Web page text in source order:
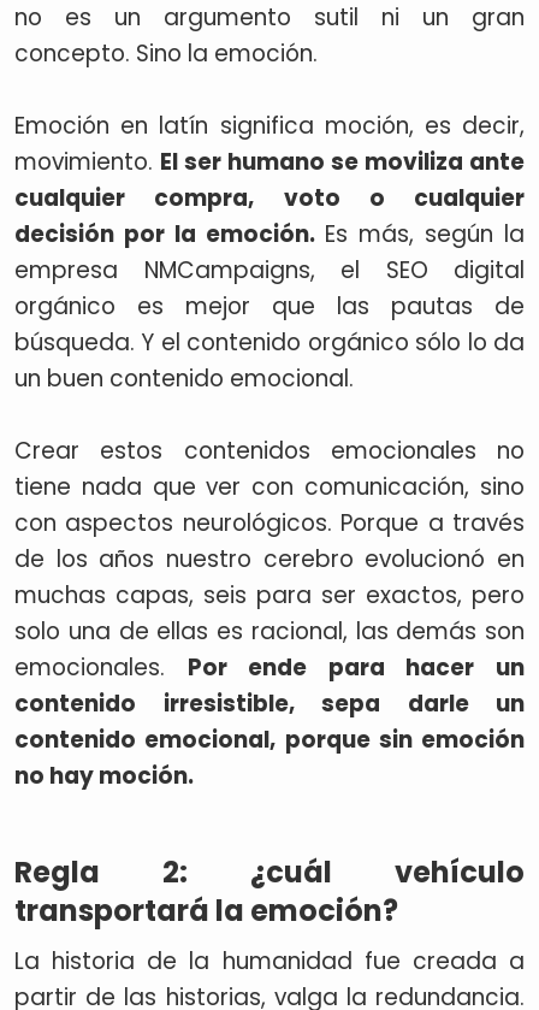
no es un argumento sutil ni un gran
concepto. Sino la emoción.
Emoción en latín significa moción, es decir,
movimiento. El ser humano se moviliza ante
cualquier compra, voto o cualquier
decisión por la emoción. Es más, según la
empresa NMCampaigns, el SEO digital
orgánico es mejor que las pautas de
búsqueda. Y el contenido orgánico sólo lo da
un buen contenido emocional.
Crear estos contenidos emocionales no
tiene nada que ver con comunicación, sino
con aspectos neurológicos. Porque a través
de los años nuestro cerebro evolucionó en
muchas capas, seis para ser exactos, pero
solo una de ellas es racional, las demás son
emocionales. Por ende para hacer un
contenido irresistible, sepa darle un
contenido emocional, porque sin emoción
no hay moción.
Regla 2: ¿cuál vehículo
transportará la emoción?
La historia de la humanidad fue creada a
partir de las historias, valga la redundancia.